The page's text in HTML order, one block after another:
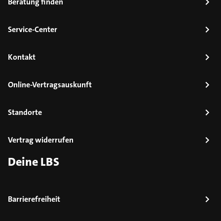
Service-Center
Kontakt
Online-Vertragsauskunft
Standorte
Vertrag widerrufen
Deine LBS
Barrierefreiheit